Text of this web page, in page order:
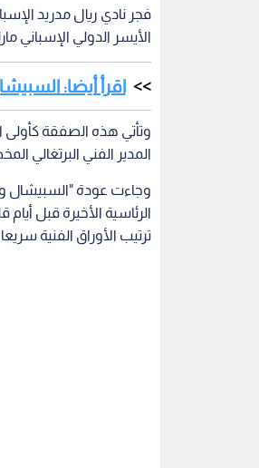
فجر نادي ريال مدريد
الأيسر الدولي الإسباني
اقرأ أيضا:
وتأتي هذه الصفقة كأولى
المدير الفني البرتغالي
وجاءت عودة "السبيشال
الرئاسية الأخيرة قبل
ترتيب الأوراق الفنية